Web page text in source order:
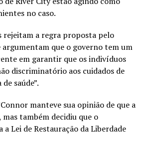
no caso.
rejeitam a regra proposta pelo
que o governo tem um
em garantir que os indivíduos
discriminatório aos cuidados de
saúde”.
manteve sua opinião de que a
mas também decidiu que o
Lei de Restauração da Liberdade